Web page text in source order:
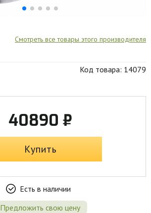
Смотреть все товары этого производителя
Код товара: 14079
40890 ₽
Купить
Есть в наличии
Предложить свою цену